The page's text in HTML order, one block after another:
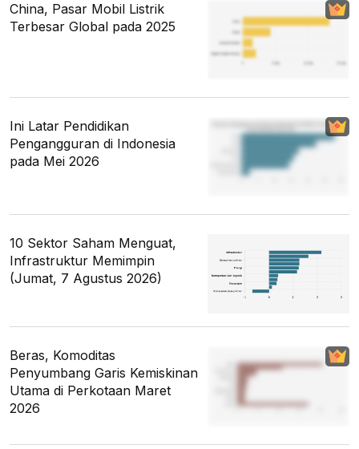
China, Pasar Mobil Listrik
Terbesar Global pada 2025
Ini Latar Pendidikan
Pengangguran di Indonesia
pada Mei 2026
10 Sektor Saham Menguat,
Infrastruktur Memimpin
(Jumat, 7 Agustus 2026)
Beras, Komoditas
Penyumbang Garis Kemiskinan
Utama di Perkotaan Maret
2026